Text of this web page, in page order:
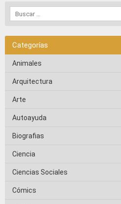
Categorías
Animales
Arquitectura
Arte
Autoayuda
Biografias
Ciencia
Ciencias Sociales
Cómics